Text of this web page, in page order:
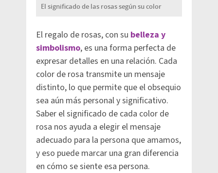
El significado de las rosas según su color
El regalo de rosas, con su belleza y
simbolismo, es una forma perfecta de
expresar detalles en una relación. Cada
color de rosa transmite un mensaje
distinto, lo que permite que el obsequio
sea aún más personal y significativo.
Saber el significado de cada color de
rosa nos ayuda a elegir el mensaje
adecuado para la persona que amamos,
y eso puede marcar una gran diferencia
en cómo se siente esa persona.